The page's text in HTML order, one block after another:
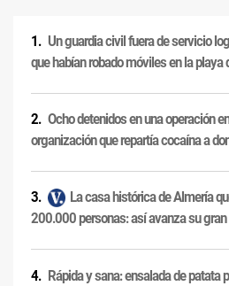
Un guardia civil fuera de servicio
que habían robado móviles en la playa
Ocho detenidos en una operación
organización que repartía cocaína a
La casa histórica de Almería
200.000 personas: así avanza su
Rápida y sana: ensalada de patata